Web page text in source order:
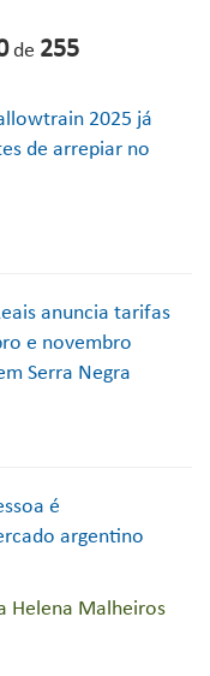
de 255
2025 já
de arrepiar no
anuncia tarifas
e novembro
Serra Negra
é
argentino
Helena Malheiros